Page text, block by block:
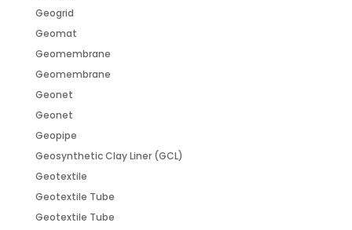
Geogrid
Geomat
Geomembrane
Geomembrane
Geonet
Geonet
Geopipe
Geosynthetic Clay Liner (GCL)
Geotextile
Geotextile Tube
Geotextile Tube